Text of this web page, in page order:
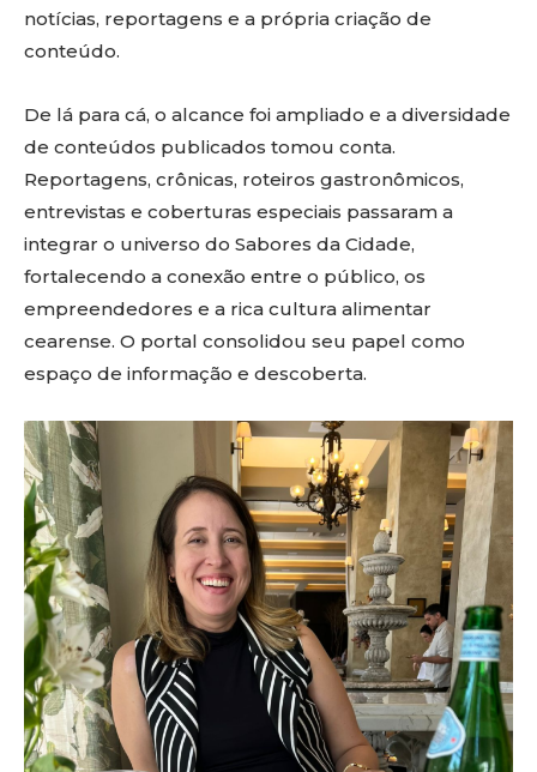
notícias, reportagens e a própria criação de
conteúdo.
De lá para cá, o alcance foi ampliado e a diversidade
de conteúdos publicados tomou conta.
Reportagens, crônicas, roteiros gastronômicos,
entrevistas e coberturas especiais passaram a
integrar o universo do Sabores da Cidade,
fortalecendo a conexão entre o público, os
empreendedores e a rica cultura alimentar
cearense. O portal consolidou seu papel como
espaço de informação e descoberta.